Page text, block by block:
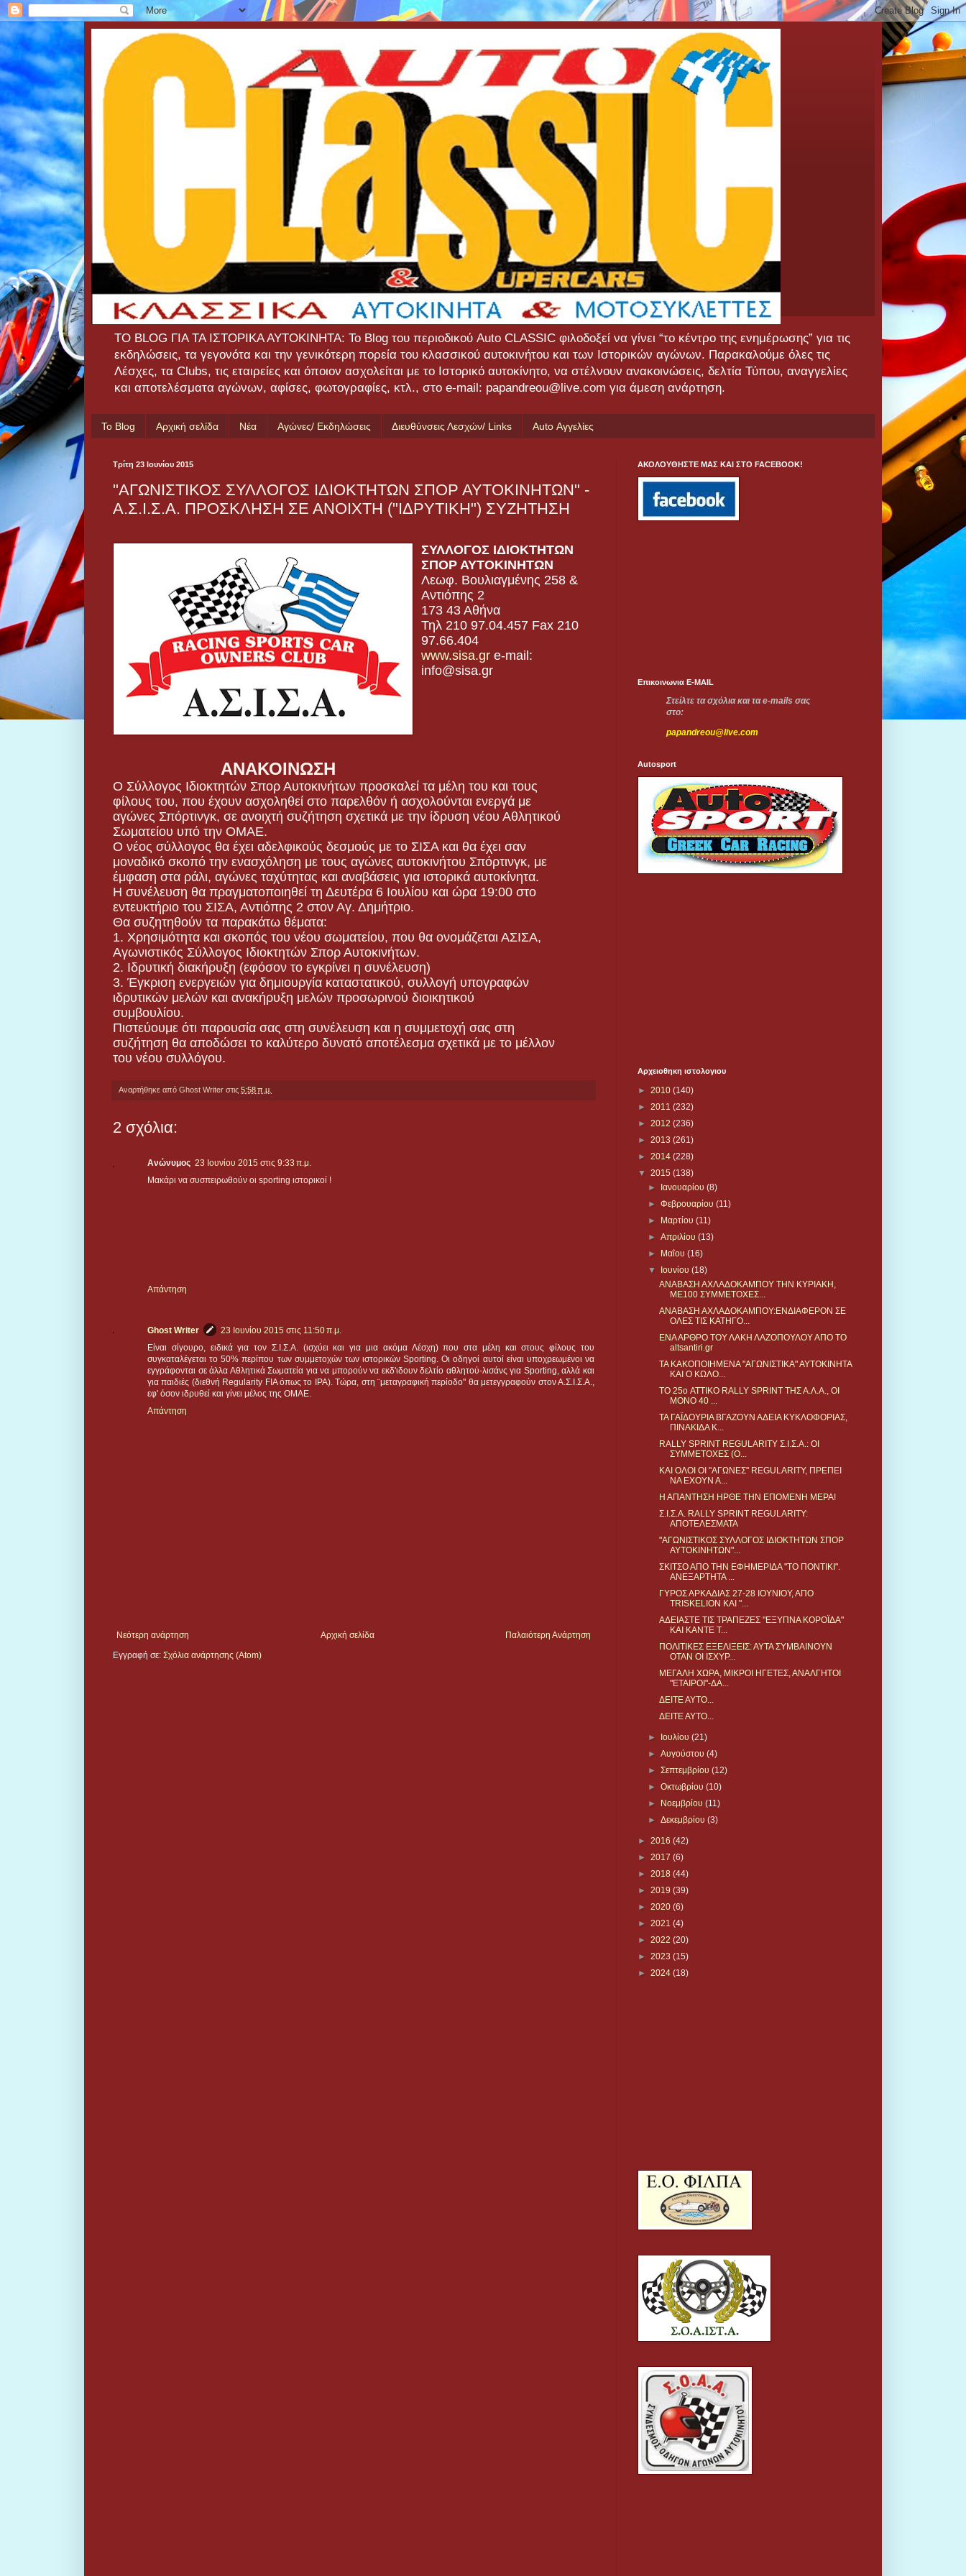
TO BLOG ΓΙΑ ΤΑ ΙΣΤΟΡΙΚΑ ΑΥΤΟΚΙΝΗΤΑ: Το Blog του περιοδικού Auto CLASSIC φιλοδοξεί να γίνει “το κέντρο της ενημέρωσης” για τις
εκδηλώσεις, τα γεγονότα και την γενικότερη πορεία του κλασσικού αυτοκινήτου και των Ιστορικών αγώνων. Παρακαλούμε όλες τις
Λέσχες, τα Clubs, τις εταιρείες και όποιον ασχολείται με το Ιστορικό αυτοκίνητο, να στέλνουν ανακοινώσεις, δελτία Τύπου, αναγγελίες
και αποτελέσματα αγώνων, αφίσες, φωτογραφίες, κτλ., στο e-mail: papandreou@live.com για άμεση ανάρτηση.
Το Blog Αρχική σελίδα Νέα Αγώνες/ Εκδηλώσεις Διευθύνσεις Λεσχών/ Links Auto Αγγελίες
Τρίτη 23 Ιουνίου 2015
"ΑΓΩΝΙΣΤΙΚΟΣ ΣΥΛΛΟΓΟΣ ΙΔΙΟΚΤΗΤΩΝ ΣΠΟΡ ΑΥΤΟΚΙΝΗΤΩΝ" -
Α.Σ.Ι.Σ.Α. ΠΡΟΣΚΛΗΣΗ ΣΕ ΑΝΟΙΧΤΗ ("ΙΔΡΥΤΙΚΗ") ΣΥΖΗΤΗΣΗ
ΣΥΛΛΟΓΟΣ ΙΔΙΟΚΤΗΤΩΝ
ΣΠΟΡ ΑΥΤΟΚΙΝΗΤΩΝ
Λεωφ. Βουλιαγμένης 258 &
Αντιόπης 2
173 43 Αθήνα
Τηλ 210 97.04.457 Fax 210
97.66.404
www.sisa.gr e-mail:
info@sisa.gr
ΑΝΑΚΟΙΝΩΣΗ
Ο Σύλλογος Ιδιοκτητών Σπορ Αυτοκινήτων προσκαλεί τα μέλη του και τους
φίλους του, που έχουν ασχοληθεί στο παρελθόν ή ασχολούνται ενεργά με
αγώνες Σπόρτινγκ, σε ανοιχτή συζήτηση σχετικά με την ίδρυση νέου Αθλητικού
Σωματείου υπό την ΟΜΑΕ.
Ο νέος σύλλογος θα έχει αδελφικούς δεσμούς με το ΣΙΣΑ και θα έχει σαν
μοναδικό σκοπό την ενασχόληση με τους αγώνες αυτοκινήτου Σπόρτινγκ, με
έμφαση στα ράλι, αγώνες ταχύτητας και αναβάσεις για ιστορικά αυτοκίνητα.
Η συνέλευση θα πραγματοποιηθεί τη Δευτέρα 6 Ιουλίου και ώρα 19:00 στο
εντευκτήριο του ΣΙΣΑ, Αντιόπης 2 στον Αγ. Δημήτριο.
Θα συζητηθούν τα παρακάτω θέματα:
1. Χρησιμότητα και σκοπός του νέου σωματείου, που θα ονομάζεται ΑΣΙΣΑ,
Αγωνιστικός Σύλλογος Ιδιοκτητών Σπορ Αυτοκινήτων.
2. Ιδρυτική διακήρυξη (εφόσον το εγκρίνει η συνέλευση)
3. Έγκριση ενεργειών για δημιουργία καταστατικού, συλλογή υπογραφών
ιδρυτικών μελών και ανακήρυξη μελών προσωρινού διοικητικού
συμβουλίου.
Πιστεύουμε ότι παρουσία σας στη συνέλευση και η συμμετοχή σας στη
συζήτηση θα αποδώσει το καλύτερο δυνατό αποτέλεσμα σχετικά με το μέλλον
του νέου συλλόγου.
Αναρτήθηκε από Ghost Writer στις 5:58 π.μ.
2 σχόλια:
Ανώνυμος 23 Ιουνίου 2015 στις 9:33 π.μ.
Μακάρι να συσπειρωθούν οι sporting ιστορικοί !
Απάντηση
Ghost Writer
23 Ιουνίου 2015 στις 11:50 π.μ.
Είναι σίγουρο, ειδικά για τον Σ.Ι.Σ.Α. (ισχύει και για μια ακόμα Λέσχη) που στα μέλη και στους φίλους του
συγκαταλέγεται το 50% περίπου των συμμετοχών των ιστορικών Sporting. Οι οδηγοί αυτοί είναι υποχρεωμένοι να
εγγράφονται σε άλλα Αθλητικά Σωματεία για να μπορούν να εκδ'ιδουν δελτίο αθλητού-λισάνς για Sporting, αλλά και
για παιδιές (διεθνή Regularity FIA όπως το ΙΡΑ). Τώρα, στη ¨μεταγραφική περίοδο" θα μετεγγραφούν στον Α.Σ.Ι.Σ.Α.,
εφ' όσον ιδρυθεί και γίνει μέλος της ΟΜΑΕ.
Απάντηση
Νεότερη ανάρτηση Παλαιότερη Ανάρτηση
Αρχική σελίδα
Εγγραφή σε: Σχόλια ανάρτησης (Atom)
ΑΚΟΛΟΥΘΗΣΤΕ ΜΑΣ ΚΑΙ ΣΤΟ FACEBOOK!
Επικοινωνια E-MAIL
Στείλτε τα σχόλια και τα e-mails σας
στο:
papandreou@live.com
Autosport
Αρχειοθηκη ιστολογιου
► 2010 (140)
► 2011 (232)
► 2012 (236)
► 2013 (261)
► 2014 (228)
▼ 2015 (138)
►
Ιανουαρίου(8)
►Φεβρουαρίου(11)
►
Μαρτίου(11)
►Απριλίου(13)
►
Μαΐου(16)
▼
Ιουνίου(18)
ΑΝΑΒΑΣΗ ΑΧΛΑΔΟΚΑΜΠΟΥ ΤΗΝ ΚΥΡΙΑΚΗ,
ΜΕ100 ΣΥΜΜΕΤΟΧΕΣ...
ΑΝΑΒΑΣΗ ΑΧΛΑΔΟΚΑΜΠΟΥ:ΕΝΔΙΑΦΕΡΟΝ ΣΕ
ΟΛΕΣ ΤΙΣ ΚΑΤΗΓΟ...
ΕΝΑ ΑΡΘΡΟ ΤΟΥ ΛΑΚΗ ΛΑΖΟΠΟΥΛΟΥ ΑΠΟ ΤΟ
altsantiri.gr
TA KAKOΠΟΙΗΜΕΝΑ "ΑΓΩΝΙΣΤΙΚΑ" ΑΥΤΟΚΙΝΗΤΑ
ΚΑΙ Ο ΚΩΛΟ...
TO 25o ΑΤΤΙΚΟ RALLY SPRINT ΤΗΣ Α.Λ.Α., OI
MONO 40 ...
ΤΑ ΓΑΪΔΟΥΡΙΑ ΒΓΑΖΟΥΝ ΑΔΕΙΑ ΚΥΚΛΟΦΟΡΙΑΣ,
ΠΙΝΑΚΙΔΑ Κ...
RALLY SPRINT REGULARITY Σ.Ι.Σ.Α.: ΟΙ
ΣΥΜΜΕΤΟΧΕΣ (O...
KAI OΛΟΙ ΟΙ "ΑΓΩΝΕΣ" REGULARITY, ΠΡΕΠΕΙ
ΝΑ ΕΧΟΥΝ Α...
Η ΑΠΑΝΤΗΣΗ ΗΡΘΕ ΤΗΝ ΕΠΟΜΕΝΗ ΜΕΡΑ!
Σ.Ι.Σ.Α. RALLY SPRINT REGULARITY:
ΑΠΟΤΕΛΕΣΜΑΤΑ
"ΑΓΩΝΙΣΤΙΚΟΣ ΣΥΛΛΟΓΟΣ ΙΔΙΟΚΤΗΤΩΝ ΣΠΟΡ
ΑΥΤΟΚΙΝΗΤΩΝ"...
ΣΚΙΤΣΟ ΑΠΟ ΤΗΝ ΕΦΗΜΕΡΙΔΑ "ΤΟ ΠΟΝΤΙΚΙ".
ΑΝΕΞΑΡΤΗΤΑ ...
ΓΥΡΟΣ ΑΡΚΑΔΙΑΣ 27-28 ΙΟΥΝΙΟΥ, ΑΠΟ
TRISKELION ΚΑΙ "...
ΑΔΕΙΑΣΤΕ ΤΙΣ ΤΡΑΠΕΖΕΣ "ΕΞΥΠΝΑ ΚΟΡΟΪΔΑ"
ΚΑΙ ΚΑΝΤΕ Τ...
ΠΟΛΙΤΙΚΕΣ ΕΞΕΛΙΞΕΙΣ: ΑΥΤΑ ΣΥΜΒΑΙΝΟΥΝ
ΟΤΑΝ ΟΙ ΙΣΧΥΡ...
ΜΕΓΑΛΗ ΧΩΡΑ, ΜΙΚΡΟΙ ΗΓΕΤΕΣ, ΑΝΑΛΓΗΤΟΙ
"ΕΤΑΙΡΟΙ"-ΔΑ...
ΔΕΙΤΕ ΑΥΤΟ...
ΔΕΙΤΕ ΑΥΤΟ...
► Ιουλίου(21)
►Αυγούστου(4)
►Σεπτεμβρίου(12)
►Οκτωβρίου(10)
►
Νοεμβρίου(11)
►Δεκεμβρίου(3)
► 2016 (42)
► 2017 (6)
► 2018 (44)
► 2019 (39)
► 2020 (6)
► 2021 (4)
► 2022 (20)
► 2023 (15)
► 2024 (18)